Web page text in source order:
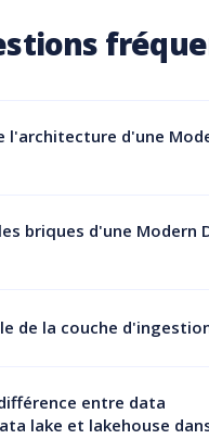
l'architecture d'une
briques d'une Modern
de la couche
entre data
lake et lakehouse